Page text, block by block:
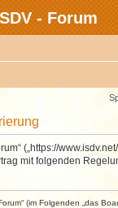
- Forum
(„https://
mit folgenden
(im Folgenden „das